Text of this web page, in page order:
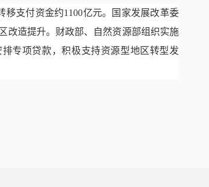
移支付资金约1100亿元。国家发展改革委
改造提升。财政部、自然资源部组织实施
专项贷款，积极支持资源型地区转型发